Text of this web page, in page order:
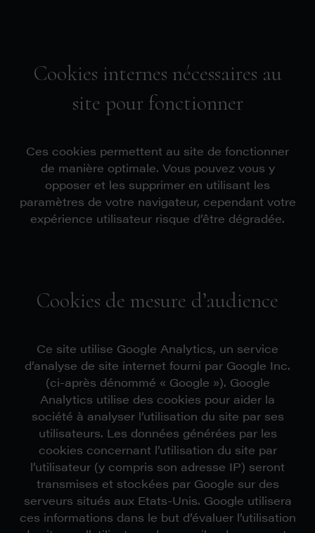
Cookies internes nécessaires au
site pour fonctionner
Ces cookies permettent au site de fonctionner
de manière optimale. Vous pouvez vous y
opposer et les supprimer en utilisant les
paramètres de votre navigateur, cependant votre
expérience utilisateur risque d’être dégradée.
Cookies de mesure d’audience
Ce site utilise Google Analytics, un service
d’analyse de site internet fourni par Google Inc.
(ci-après dénommé « Google »). Google
Analytics utilise des cookies pour aider la
société à analyser l’utilisation du site par ses
utilisateurs. Les données générées par les
cookies concernant l’utilisation du site par
l’utilisateur (y compris son adresse IP) seront
transmises et stockées par Google sur des
serveurs situés aux Etats-Unis. Google utilisera
ces informations dans le but d’évaluer l’utilisation